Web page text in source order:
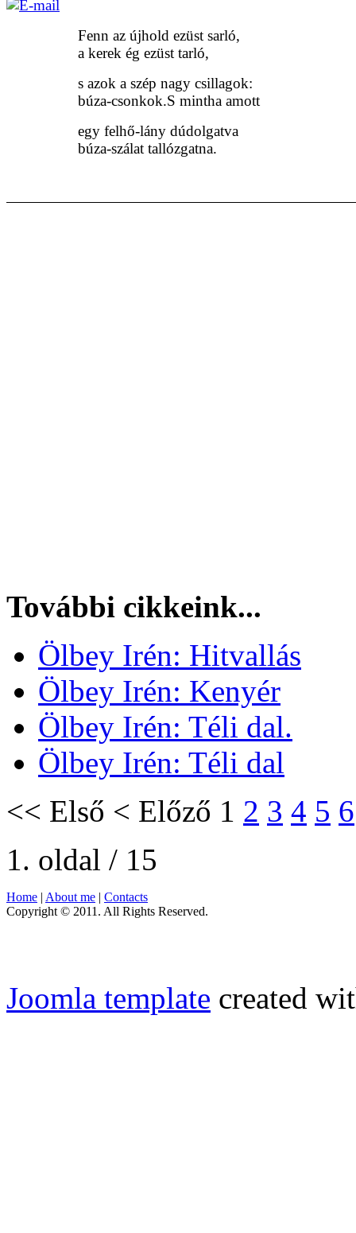
Fenn az újhold ezüst sarló,
a kerek ég ezüst tarló,
s azok a szép nagy csillagok:
búza-csonkok.S mintha amott
egy felhő-lány dúdolgatva
búza-szálat tallózgatna.
További cikkeink...
Ölbey Irén: Hitvallás
Ölbey Irén: Kenyér
Ölbey Irén: Téli dal.
Ölbey Irén: Téli dal
<< Első < Előző 1 2 3 4 5 6
1. oldal / 15
Home | About me | Contacts
Copyright © 2011. All Rights Reserved.
Joomla template created